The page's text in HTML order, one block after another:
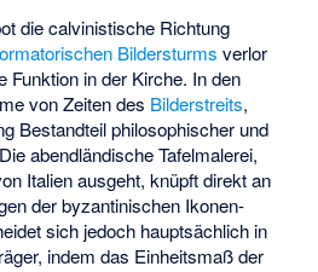
die calvinistische Richtung
Bildersturms verlor
Funktion in der Kirche. In den
von Zeiten des Bilderstreits,
Bestandteil philosophischer und
abendländische Tafelmalerei,
Italien ausgeht, knüpft direkt an
der byzantinischen Ikonen-
sich jedoch hauptsächlich in
indem das Einheitsmaß der